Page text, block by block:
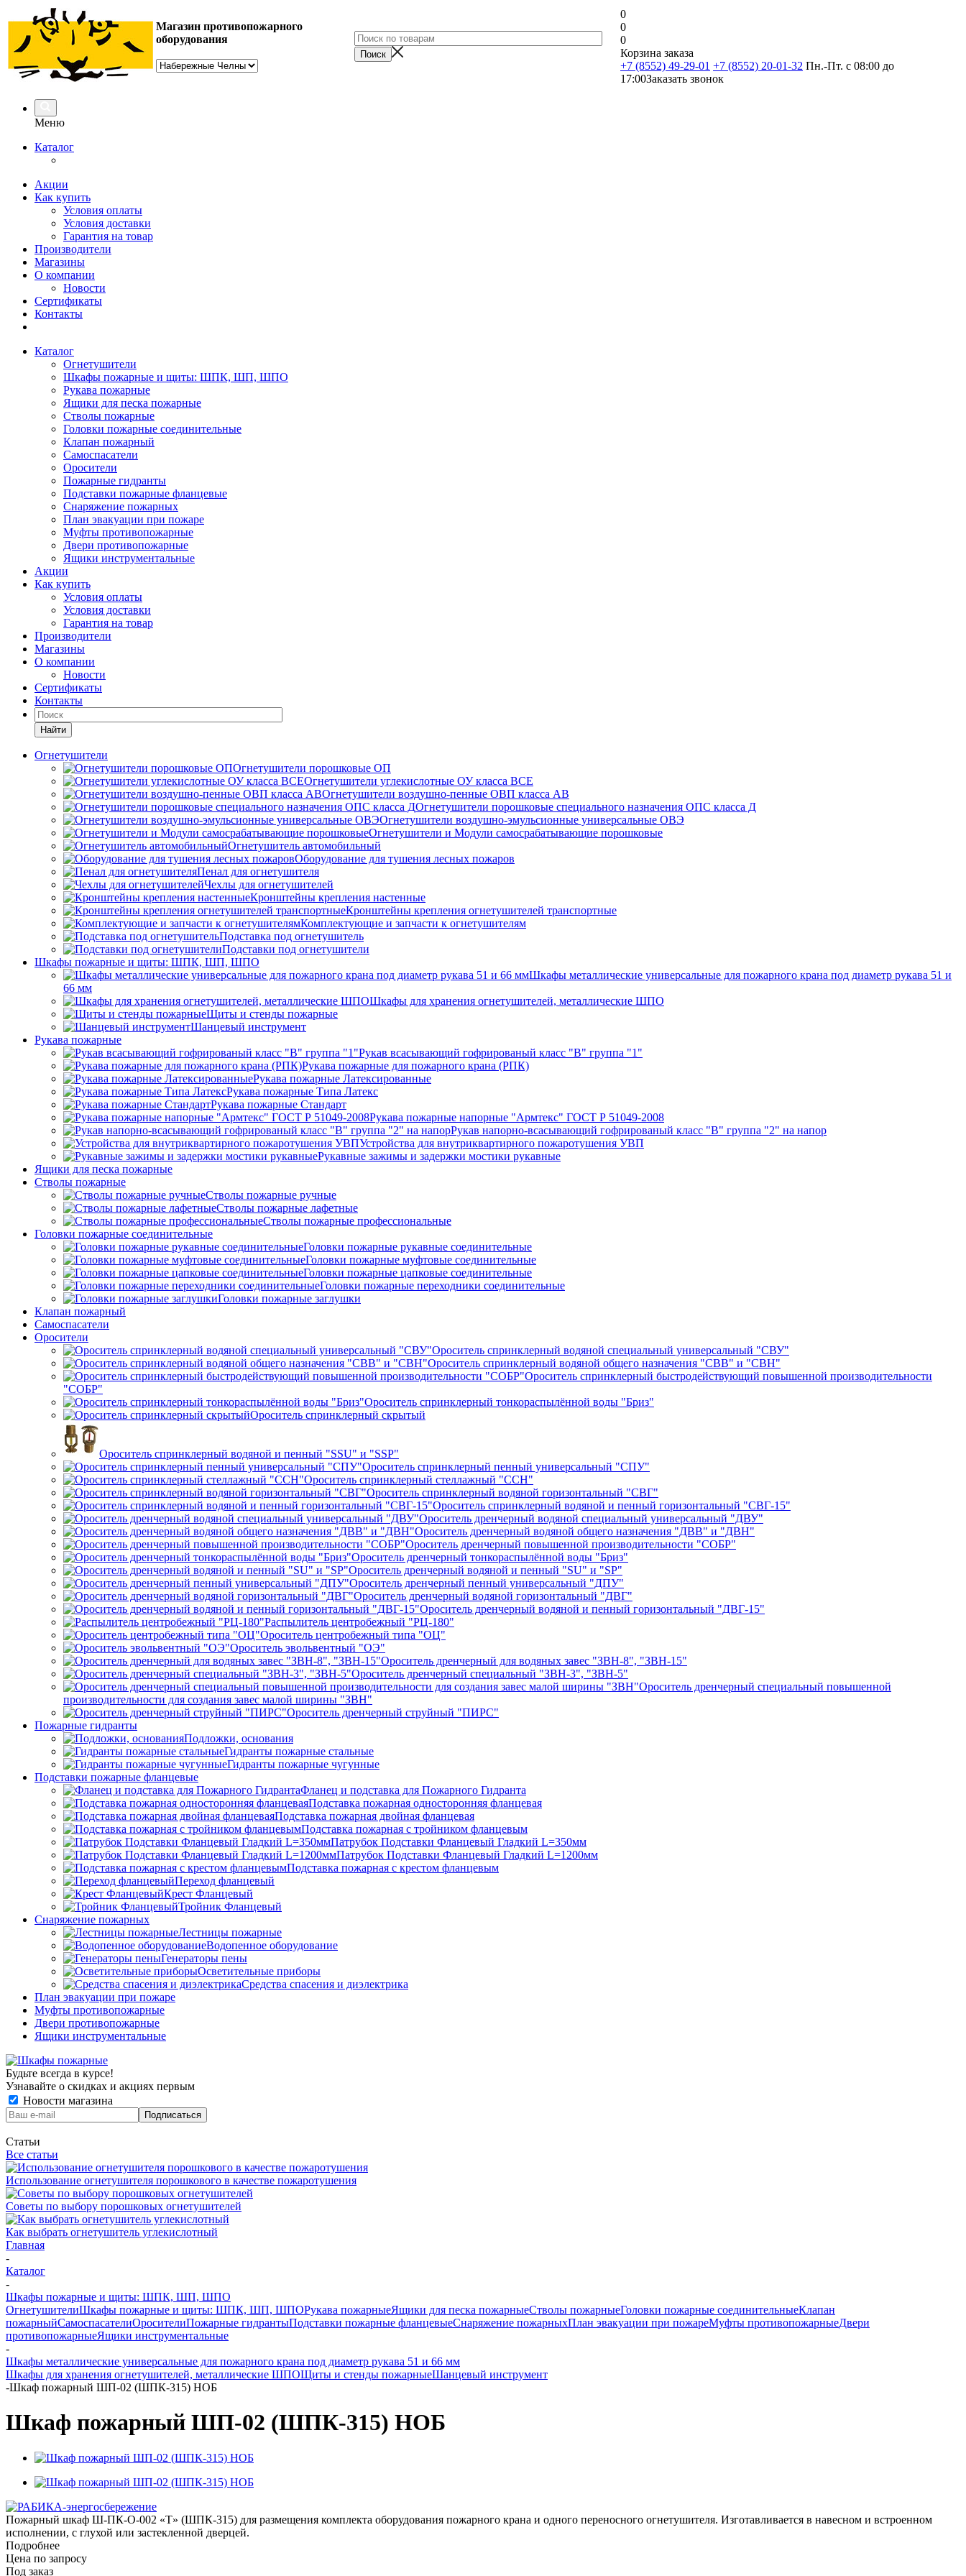
Магазин противопожарного
оборудования
0
0
0
Корзина заказа
+7 (8552) 49-29-01 +7 (8552) 20-01-32 Пн.-Пт. с 08:00 до
17:00Заказать звонок
Меню
Каталог
Акции
Как купить
Условия оплаты
Условия доставки
Гарантия на товар
Производители
Магазины
О компании
Новости
Сертификаты
Контакты
Каталог
Огнетушители
Шкафы пожарные и щиты: ШПК, ШП, ШПО
Рукава пожарные
Ящики для песка пожарные
Стволы пожарные
Головки пожарные соединительные
Клапан пожарный
Самоспасатели
Оросители
Пожарные гидранты
Подставки пожарные фланцевые
Снаряжение пожарных
План эвакуации при пожаре
Муфты противопожарные
Двери противопожарные
Ящики инструментальные
Акции
Как купить
Условия оплаты
Условия доставки
Гарантия на товар
Производители
Магазины
О компании
Новости
Сертификаты
Контакты
Найти
Огнетушители
Огнетушители порошковые ОП
Огнетушители углекислотные ОУ класса ВСЕ
Огнетушители воздушно-пенные ОВП класса АВ
Огнетушители порошковые специального назначения ОПС класса Д
Огнетушители воздушно-эмульсионные универсальные ОВЭ
Огнетушители и Модули самосрабатывающие порошковые
Огнетушитель автомобильный
Оборудование для тушения лесных пожаров
Пенал для огнетушителя
Чехлы для огнетушителей
Кронштейны крепления настенные
Кронштейны крепления огнетушителей транспортные
Комплектующие и запчасти к огнетушителям
Подставка под огнетушитель
Подставки под огнетушители
Шкафы пожарные и щиты: ШПК, ШП, ШПО
Шкафы металлические универсальные для пожарного крана под диаметр рукава 51 и
66 мм
Шкафы для хранения огнетушителей, металлические ШПО
Щиты и стенды пожарные
Шанцевый инструмент
Рукава пожарные
Рукав всасывающий гофрированый класс "В" группа "1"
Рукава пожарные для пожарного крана (РПК)
Рукава пожарные Латексированные
Рукава пожарные Типа Латекс
Рукава пожарные Стандарт
Рукава пожарные напорные "Армтекс" ГОСТ Р 51049-2008
Рукав напорно-всасывающий гофрированый класс "В" группа "2" на напор
Устройства для внутриквартирного пожаротушения УВП
Рукавные зажимы и задержки мостики рукавные
Ящики для песка пожарные
Стволы пожарные
Стволы пожарные ручные
Стволы пожарные лафетные
Стволы пожарные профессиональные
Головки пожарные соединительные
Головки пожарные рукавные соединительные
Головки пожарные муфтовые соединительные
Головки пожарные цапковые соединительные
Головки пожарные переходники соединительные
Головки пожарные заглушки
Клапан пожарный
Самоспасатели
Оросители
Ороситель спринклерный водяной специальный универсальный "СВУ"
Ороситель спринклерный водяной общего назначения "СВВ" и "СВН"
Ороситель спринклерный быстродействующий повышенной производительности
"СОБР"
Ороситель спринклерный тонкораспылённой воды "Бриз"
Ороситель спринклерный скрытый
Ороситель спринклерный водяной и пенный "SSU" и "SSP"
Ороситель спринклерный пенный универсальный "СПУ"
Ороситель спринклерный стеллажный "ССН"
Ороситель спринклерный водяной горизонтальный "СВГ"
Ороситель спринклерный водяной и пенный горизонтальный "СВГ-15"
Ороситель дренчерный водяной специальный универсальный "ДВУ"
Ороситель дренчерный водяной общего назначения "ДВВ" и "ДВН"
Ороситель дренчерный повышенной производительности "СОБР"
Ороситель дренчерный тонкораспылённой воды "Бриз"
Ороситель дренчерный водяной и пенный "SU" и "SP"
Ороситель дренчерный пенный универсальный "ДПУ"
Ороситель дренчерный водяной горизонтальный "ДВГ"
Ороситель дренчерный водяной и пенный горизонтальный "ДВГ-15"
Распылитель центробежный "РЦ-180"
Ороситель центробежный типа "ОЦ"
Ороситель эвольвентный "ОЭ"
Ороситель дренчерный для водяных завес "ЗВН-8", "ЗВН-15"
Ороситель дренчерный специальный "ЗВН-3", "ЗВН-5"
Ороситель дренчерный специальный повышенной
производительности для создания завес малой ширины "ЗВН"
Ороситель дренчерный струйный "ПИРС"
Пожарные гидранты
Подложки, основания
Гидранты пожарные стальные
Гидранты пожарные чугунные
Подставки пожарные фланцевые
Фланец и подставка для Пожарного Гидранта
Подставка пожарная односторонняя фланцевая
Подставка пожарная двойная фланцевая
Подставка пожарная с тройником фланцевым
Патрубок Подставки Фланцевый Гладкий L=350мм
Патрубок Подставки Фланцевый Гладкий L=1200мм
Подставка пожарная с крестом фланцевым
Переход фланцевый
Крест Фланцевый
Тройник Фланцевый
Снаряжение пожарных
Лестницы пожарные
Водопенное оборудование
Генераторы пены
Осветительные приборы
Средства спасения и диэлектрика
План эвакуации при пожаре
Муфты противопожарные
Двери противопожарные
Ящики инструментальные
Будьте всегда в курсе!
Узнавайте о скидках и акциях первым
Новости магазина
Статьи
Все статьи
Использование огнетушителя порошкового в качестве пожаротушения
Советы по выбору порошковых огнетушителей
Как выбрать огнетушитель углекислотный
Главная
-
Каталог
-
Шкафы пожарные и щиты: ШПК, ШП, ШПО
ОгнетушителиШкафы пожарные и щиты: ШПК, ШП, ШПОРукава пожарныеЯщики для песка пожарныеСтволы пожарныеГоловки пожарные соединительныеКлапан
пожарныйСамоспасателиОросителиПожарные гидрантыПодставки пожарные фланцевыеСнаряжение пожарныхПлан эвакуации при пожареМуфты противопожарныеДвери
противопожарныеЯщики инструментальные
-
Шкафы металлические универсальные для пожарного крана под диаметр рукава 51 и 66 мм
Шкафы для хранения огнетушителей, металлические ШПОЩиты и стенды пожарныеШанцевый инструмент
-Шкаф пожарный ШП-02 (ШПК-315) НОБ
Шкаф пожарный ШП-02 (ШПК-315) НОБ
Пожарный шкаф Ш-ПК-О-002 «Т» (ШПК-315) для размещения комплекта оборудования пожарного крана и одного переносного огнетушителя. Изготавливается в навесном и встроенном
исполнении, с глухой или застекленной дверцей.
Подробнее
Цена по запросу
Под заказ